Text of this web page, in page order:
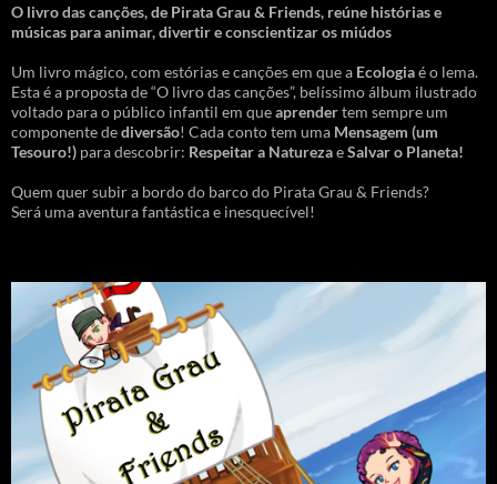
O livro das canções,de Pirata Grau & Friends, reúne histórias e
músicas para animar, divertir e conscientizar os miúdos
Um livro mágico, com estórias e canções em que a Ecologiaé o lema.
Esta é a proposta de “O livro das canções”, belíssimo álbum ilustrado
voltado para o público infantil em queaprendertem sempre um
componente dediversão! Cada conto tem uma Mensagem (um
Tesouro!) para descobrir: Respeitar a NaturezaeSalvar o Planeta!
Quem quer subir a bordo do barco do Pirata Grau & Friends?
Será uma aventura fantástica e inesquecível!